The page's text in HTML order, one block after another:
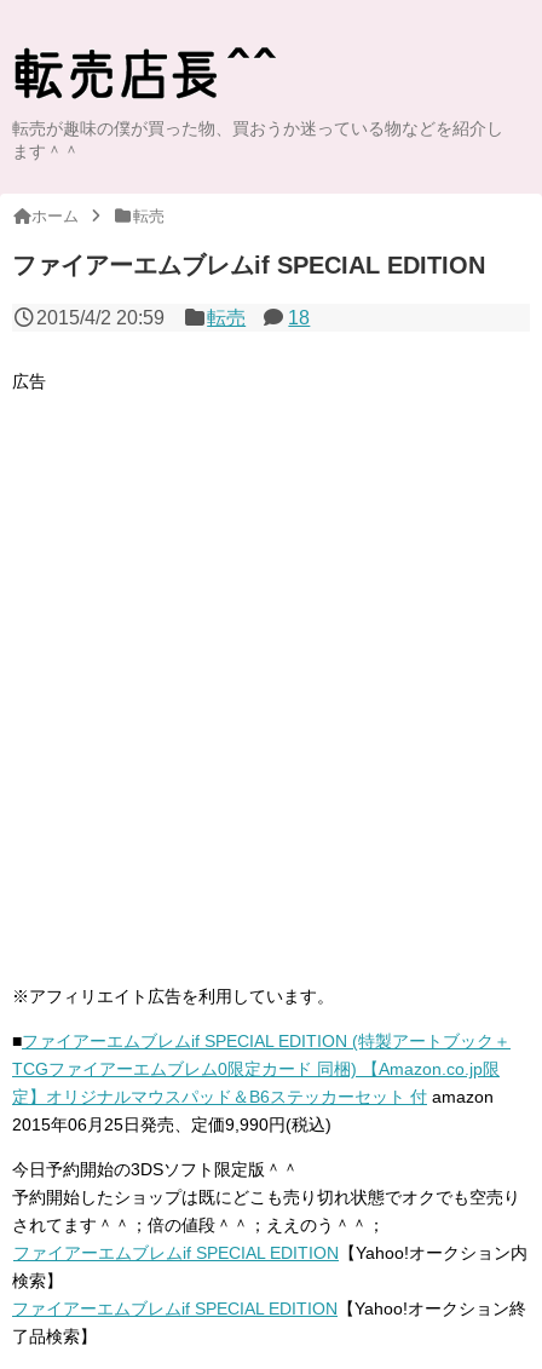
転売が趣味の僕が買った物、買おうか迷っている物などを紹介し
ます＾＾
ホーム 転売
ファイアーエムブレムif SPECIAL EDITION
2015/4/2 20:59 転売 18
広告
※アフィリエイト広告を利用しています。
■ファイアーエムブレムif SPECIAL EDITION (特製アートブック＋
TCGファイアーエムブレム0限定カード 同梱) 【Amazon.co.jp限
定】オリジナルマウスパッド＆B6ステッカーセット 付 amazon
2015年06月25日発売、定価9,990円(税込)
今日予約開始の3DSソフト限定版＾＾
予約開始したショップは既にどこも売り切れ状態でオクでも空売り
されてます＾＾；倍の値段＾＾；ええのう＾＾；
ファイアーエムブレムif SPECIAL EDITION 【Yahoo!オークション内
検索】
ファイアーエムブレムif SPECIAL EDITION 【Yahoo!オークション終
了品検索】